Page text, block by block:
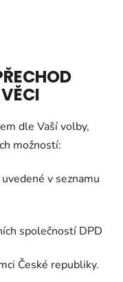
dle Vaší volby,
možností:
v seznamu
společností DPD
České republiky.